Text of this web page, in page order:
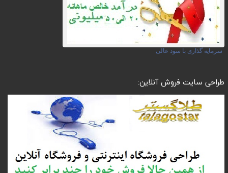
سرمایه گذاری با سود عالی
طراحی سایت فروش آنلاین: